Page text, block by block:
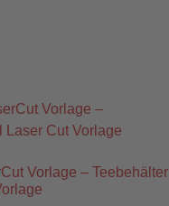
Vorlage – Teebehälter